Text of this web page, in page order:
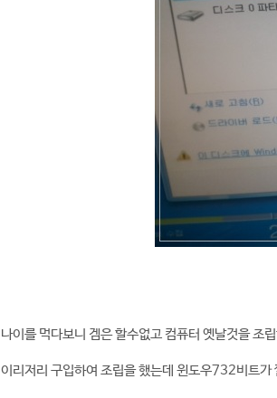
나이를 먹다보니 겜은 할수없고 컴퓨터 옛날것을 조
이리저리 구입하여 조립을 했는데 윈도우732비트가